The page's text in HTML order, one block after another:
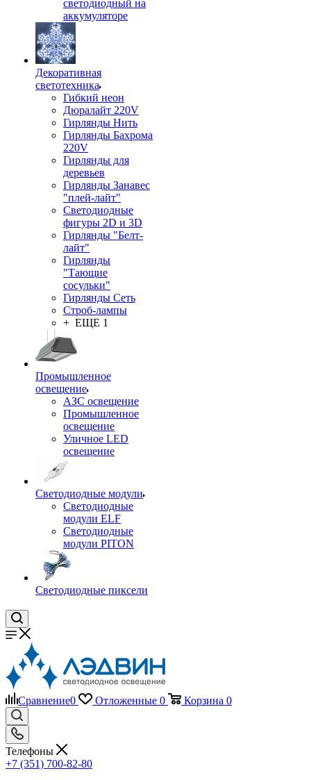
светодиодный на
аккумуляторе
Декоративная
светотехника
Гибкий неон
Дюралайт 220V
Гирлянды Нить
Гирлянды Бахрома
220V
Гирлянды для
деревьев
Гирлянды Занавес
"плей-лайт"
Светодиодные
фигуры 2D и 3D
Гирлянды "Белт-
лайт"
Гирлянды
"Тающие
сосульки"
Гирлянды Сеть
Строб-лампы
+ ЕЩЕ 1
Промышленное
освещение
АЗС освещение
Промышленное
освещение
Уличное LED
освещение
Светодиодные модули
Светодиодные
модули ELF
Светодиодные
модули PITON
Светодиодные пиксели
Сравнение0 Отложенные 0 Корзина 0
Телефоны
+7 (351) 700-82-80